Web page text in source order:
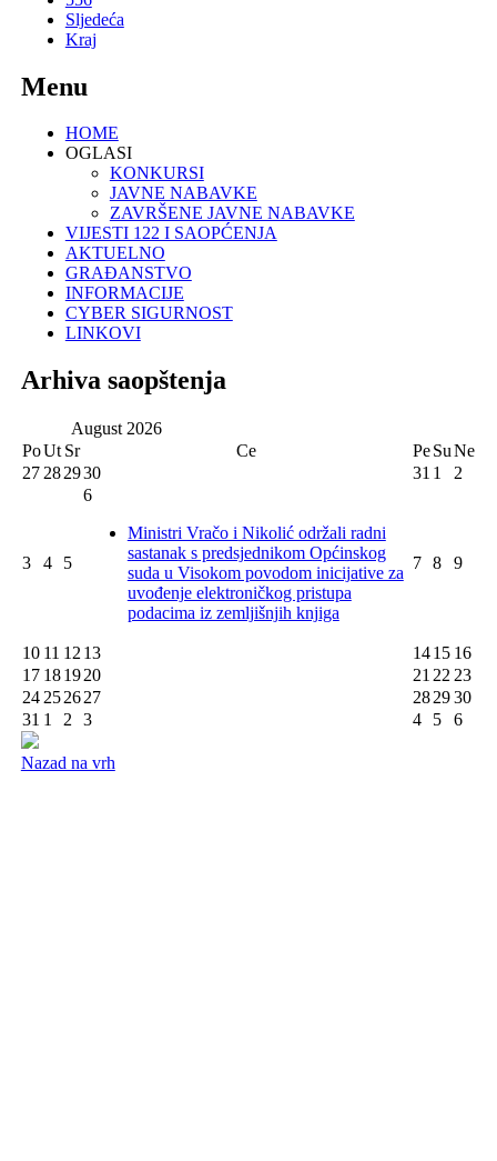
Sljedeća
Kraj
Menu
HOME
OGLASI
KONKURSI
JAVNE NABAVKE
ZAVRŠENE JAVNE NABAVKE
VIJESTI 122 I SAOPĆENJA
AKTUELNO
GRAĐANSTVO
INFORMACIJE
CYBER SIGURNOST
LINKOVI
Arhiva saopštenja
August 2026
PoUt Sr Ce PeSuNe
27 282930 31 1 2
3 4 5
6
Ministri Vračo i Nikolić održali radni
sastanak s predsjednikom Općinskog
suda u Visokom povodom inicijative za
uvođenje elektroničkog pristupa
podacima iz zemljišnjih knjiga
7 8 9
10 11 12 13 1415 16
17 181920 21 22 23
24 252627 282930
31 1 2 3 4 5 6
Nazad na vrh